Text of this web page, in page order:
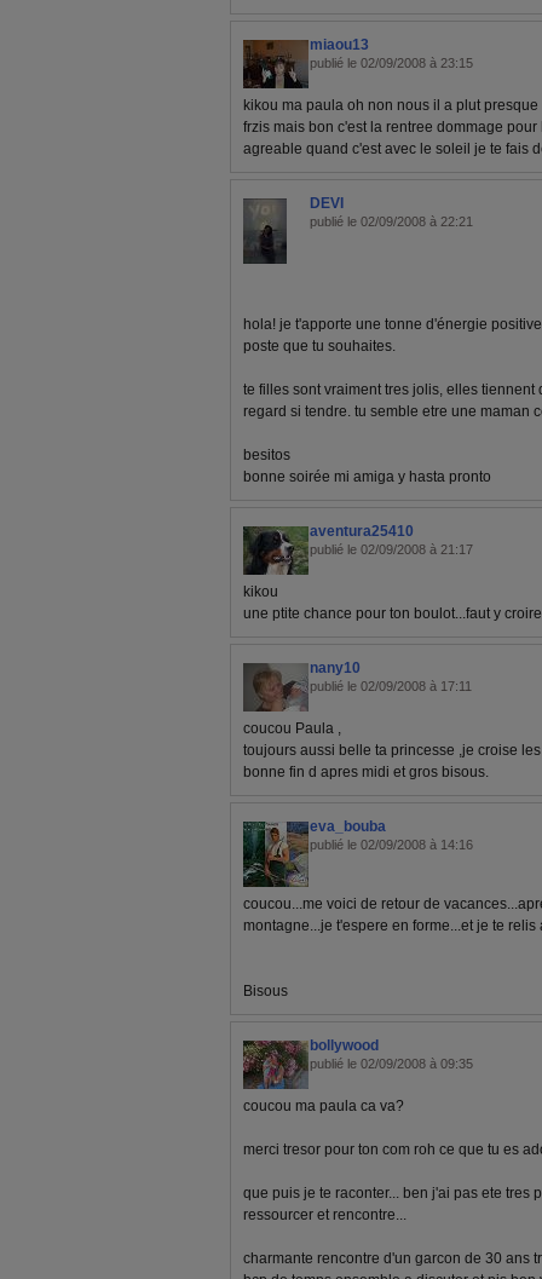
miaou13
publié le 02/09/2008 à 23:15
kikou ma paula oh non nous il a plut
frzis mais bon c'est la rentree dommage
agreable quand c'est avec le soleil je te fais
DEVI
publié le 02/09/2008 à 22:21
hola! je t'apporte une tonne d'énergie
poste que tu souhaites.
te filles sont vraiment tres jolis, elles tiennent
regard si tendre. tu semble etre une maman
besitos
bonne soirée mi amiga y hasta pronto
aventura25410
publié le 02/09/2008 à 21:17
kikou
une ptite chance pour ton boulot...faut y
nany10
publié le 02/09/2008 à 17:11
coucou Paula ,
toujours aussi belle ta princesse ,je croise
bonne fin d apres midi et gros bisous.
eva_bouba
publié le 02/09/2008 à 14:16
coucou...me voici de retour de
montagne...je t'espere en forme...et je te relis
Bisous
bollywood
publié le 02/09/2008 à 09:35
coucou ma paula ca va?
merci tresor pour ton com roh ce que tu es
que puis je te raconter... ben j'ai pas ete tres
ressourcer et rencontre...
charmante rencontre d'un garcon de 30 ans